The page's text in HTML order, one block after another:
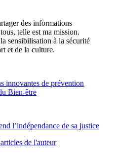
des informations
telle est ma mission.
sensibilisation à la sécurité
et de la culture.
innovantes de prévention
Bien-être
l’indépendance de sa justice
de l'auteur